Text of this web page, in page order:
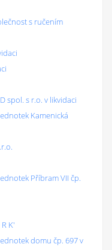
s ručením
spol. s r.o. v likvidaci
Kamenická
Příbram VII čp.
K'
domu čp. 697 v